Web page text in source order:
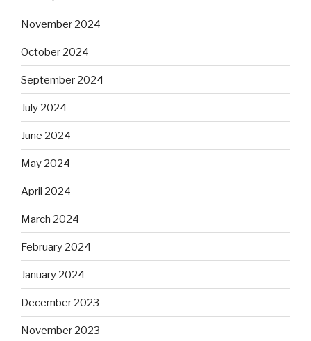
November 2024
October 2024
September 2024
July 2024
June 2024
May 2024
April 2024
March 2024
February 2024
January 2024
December 2023
November 2023